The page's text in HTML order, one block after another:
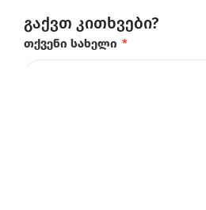
გაქვთ კითხვები?
თქვენი სახელი *